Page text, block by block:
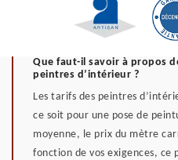
Que faut-il savoir à propos
peintres d’intérieur ?
Les tarifs des peintres
ce soit pour une pose de
moyenne, le prix du mètre
fonction de vos exigences,